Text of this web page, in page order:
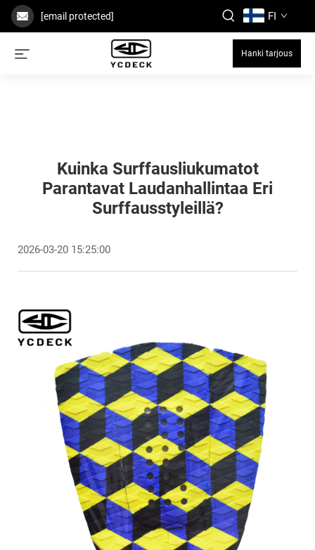
[email protected] FI
Hanki tarjous
Kuinka Surffausliukumatot
Parantavat Laudanhallintaa Eri
Surffausstyleillä?
2026-03-20 15:25:00